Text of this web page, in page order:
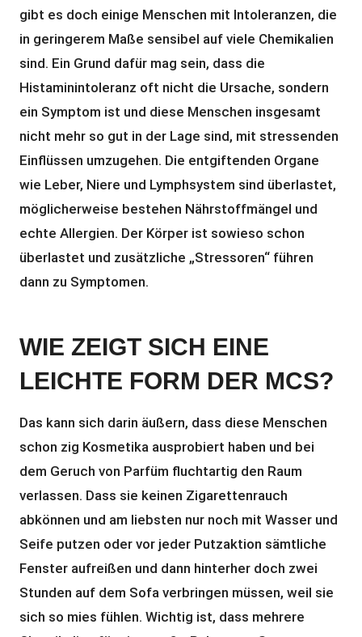
gibt es doch einige Menschen mit Intoleranzen, die
in geringerem Maße sensibel auf viele Chemikalien
sind. Ein Grund dafür mag sein, dass die
Histaminintoleranz oft nicht die Ursache, sondern
ein Symptom ist und diese Menschen insgesamt
nicht mehr so gut in der Lage sind, mit stressenden
Einflüssen umzugehen. Die entgiftenden Organe
wie Leber, Niere und Lymphsystem sind überlastet,
möglicherweise bestehen Nährstoffmängel und
echte Allergien. Der Körper ist sowieso schon
überlastet und zusätzliche „Stressoren“ führen
dann zu Symptomen.
WIE ZEIGT SICH EINE
LEICHTE FORM DER MCS?
Das kann sich darin äußern, dass diese Menschen
schon zig Kosmetika ausprobiert haben und bei
dem Geruch von Parfüm fluchtartig den Raum
verlassen. Dass sie keinen Zigarettenrauch
abkönnen und am liebsten nur noch mit Wasser und
Seife putzen oder vor jeder Putzaktion sämtliche
Fenster aufreißen und dann hinterher doch zwei
Stunden auf dem Sofa verbringen müssen, weil sie
sich so mies fühlen. Wichtig ist, dass mehrere